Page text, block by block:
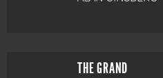
THE GRAND